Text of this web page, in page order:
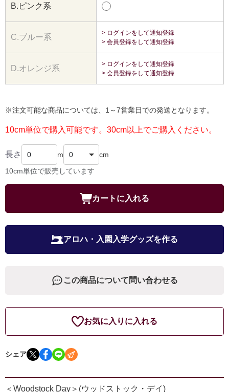
B.ピンク系
C.ブルー系
> ログインをして通知登録
> 会員登録をして通知登録
D.オレンジ系
> ログインをして通知登録
> 会員登録をして通知登録
※注文可能な商品については、1～7営業日での発送となります。
10cm単位で購入可能です。30cm以上でご購入ください。
長さ m cm
10cm単位で販売しています
カートに入れる
アロハ・入園入学グッズを作る
この商品について問い合わせる
お気に入りに入れる
シェア
＜Woodstock Day＞(ウッドストック・デイ)